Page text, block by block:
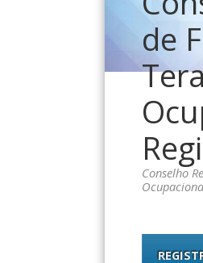
de
Conselho